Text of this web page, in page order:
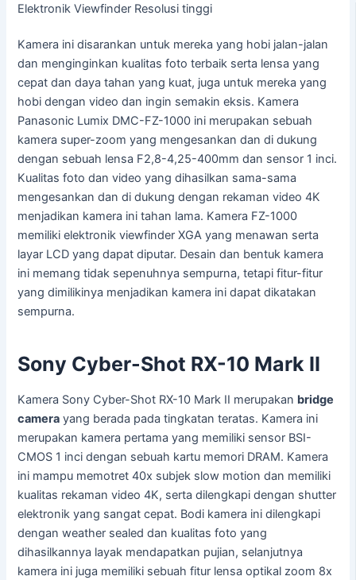
Elektronik Viewfinder Resolusi tinggi
Kamera ini disarankan untuk mereka yang hobi jalan-jalan
dan menginginkan kualitas foto terbaik serta lensa yang
cepat dan daya tahan yang kuat, juga untuk mereka yang
hobi dengan video dan ingin semakin eksis. Kamera
Panasonic Lumix DMC-FZ-1000 ini merupakan sebuah
kamera super-zoom yang mengesankan dan di dukung
dengan sebuah lensa F2,8-4,25-400mm dan sensor 1 inci.
Kualitas foto dan video yang dihasilkan sama-sama
mengesankan dan di dukung dengan rekaman video 4K
menjadikan kamera ini tahan lama. Kamera FZ-1000
memiliki elektronik viewfinder XGA yang menawan serta
layar LCD yang dapat diputar. Desain dan bentuk kamera
ini memang tidak sepenuhnya sempurna, tetapi fitur-fitur
yang dimilikinya menjadikan kamera ini dapat dikatakan
sempurna.
Sony Cyber-Shot RX-10 Mark II
Kamera Sony Cyber-Shot RX-10 Mark II merupakan bridge
camera yang berada pada tingkatan teratas. Kamera ini
merupakan kamera pertama yang memiliki sensor BSI-
CMOS 1 inci dengan sebuah kartu memori DRAM. Kamera
ini mampu memotret 40x subjek slow motion dan memiliki
kualitas rekaman video 4K, serta dilengkapi dengan shutter
elektronik yang sangat cepat. Bodi kamera ini dilengkapi
dengan weather sealed dan kualitas foto yang
dihasilkannya layak mendapatkan pujian, selanjutnya
kamera ini juga memiliki sebuah fitur lensa optikal zoom 8x